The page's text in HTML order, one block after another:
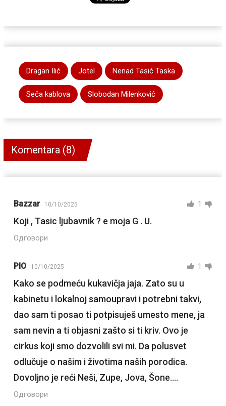
Dragan Ilić Jotel Nenad Tasić Taska
Seča kablova Slobodan Milenković
Komentara (8)
Bazzar 10/10/2025 1
Koji , Tasic ljubavnik ? e moja G . U.
Одговори
PIO 10/10/2025 1
Kako se podmeću kukavičja jaja. Zato su u
kabinetu i lokalnoj samoupravi i potrebni takvi,
dao sam ti posao ti potpisuješ umesto mene, ja
sam nevin a ti objasni zašto si ti kriv. Ovo je
cirkus koji smo dozvolili svi mi. Da polusvet
odlučuje o našim i životima naših porodica.
Dovoljno je reći Neši, Zupe, Jova, Šone….
Одговори